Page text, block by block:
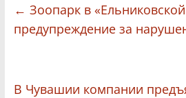
← Зоопарк в
предупреждение за
В Чувашии компании